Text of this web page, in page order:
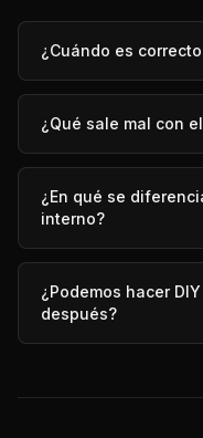
¿Cuándo es
¿Qué sale mal con
¿En qué se
interno?
¿Podemos hacer
después?